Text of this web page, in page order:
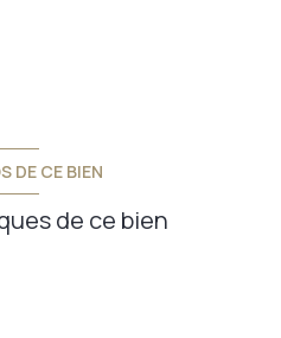
DE CE BIEN
de ce bien